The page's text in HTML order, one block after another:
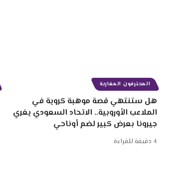
المحترفون المغاربة
هل ستنتهي قصة موهبة كروية في
الملاعب الأوروبية.. الاتحاد السعودي يغري
جيرونا بعرض كبير لضم أوناحي
4 دقيقة للقراءة